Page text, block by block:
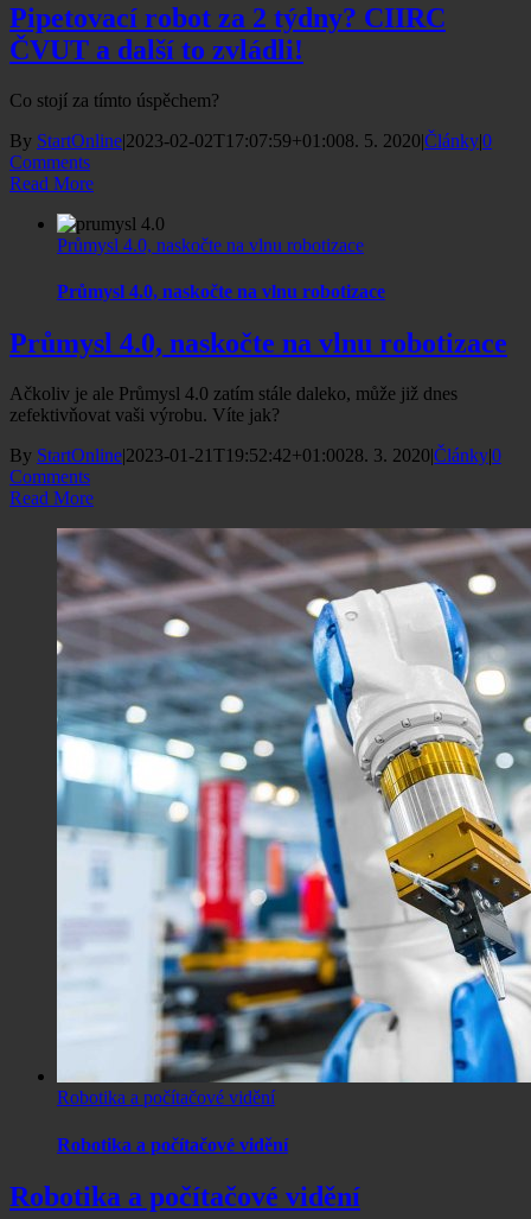
Pipetovací robot za 2 týdny? CIIRC
ČVUT a další to zvládli!
Co stojí za tímto úspěchem?
By StartOnline|2023-02-02T17:07:59+01:008. 5. 2020|Články|0
Comments
Read More
Průmysl 4.0, naskočte na vlnu robotizace
Průmysl 4.0, naskočte na vlnu robotizace
Průmysl 4.0, naskočte na vlnu robotizace
Ačkoliv je ale Průmysl 4.0 zatím stále daleko, může již dnes
zefektivňovat vaši výrobu. Víte jak?
By StartOnline|2023-01-21T19:52:42+01:0028. 3. 2020|Články|0
Comments
Read More
Robotika a počítačové vidění
Robotika a počítačové vidění
Robotika a počítačové vidění